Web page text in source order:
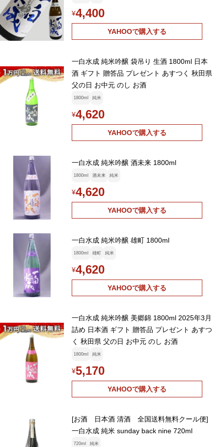
¥4,400
YAHOOで購入する
一白水成 純米吟醸 袋吊り 生酒 1800ml 日本
酒 ギフト 贈答品 プレゼント あすつく 秋田県
父の日 お中元 のし お酒
1800ml 純米
¥4,620
YAHOOで購入する
一白水成 純米吟醸 酒未来 1800ml
1800ml 酒未来 純米
¥4,620
YAHOOで購入する
一白水成 純米吟醸 雄町 1800ml
1800ml 雄町 純米
¥4,620
YAHOOで購入する
一白水成 純米吟醸 美郷錦 1800ml 2025年3月
詰め 日本酒 ギフト 贈答品 プレゼント あすつ
く 秋田県 父の日 お中元 のし お酒
1800ml 純米
¥5,170
YAHOOで購入する
[お酒 日本酒 清酒 全国送料無料クール便]
一白水成 純米 sunday back nine 720ml
720ml 純米